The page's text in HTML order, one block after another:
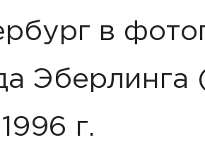
в
Эберлинга
1996 г.